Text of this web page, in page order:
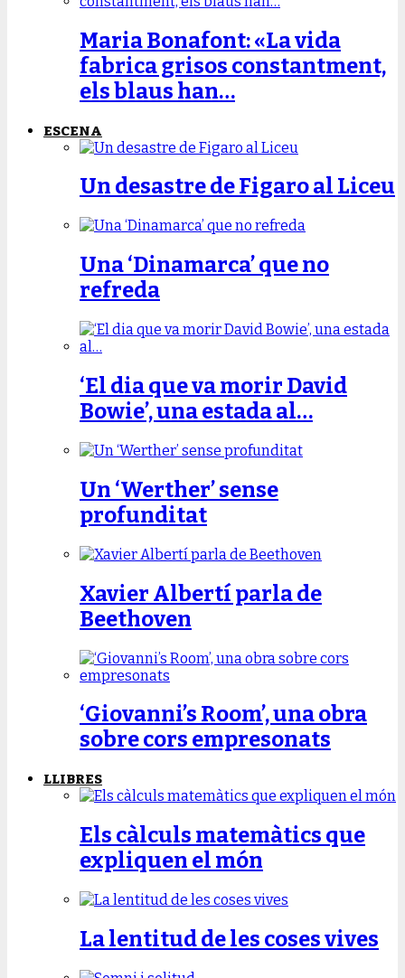
Maria Bonafont: «La vida
fabrica grisos constantment,
els blaus han…
ESCENA
Un desastre de Figaro al Liceu
Una ‘Dinamarca’ que no
refreda
‘El dia que va morir David
Bowie’, una estada al…
Un ‘Werther’ sense
profunditat
Xavier Albertí parla de
Beethoven
‘Giovanni’s Room’, una obra
sobre cors empresonats
LLIBRES
Els càlculs matemàtics que
expliquen el món
La lentitud de les coses vives